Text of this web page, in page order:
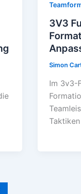
3V3
Simon
Im 3v3-